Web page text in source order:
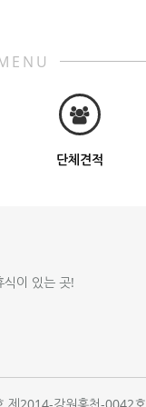
단체견적
이 있는 곳!